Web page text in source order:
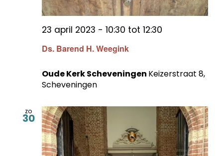
Ds. Barend H. Weegink
23 april 2023 - 10:30 tot 12:30
Oude Kerk Scheveningen Keizerstraat 8,
Scheveningen
zo
30